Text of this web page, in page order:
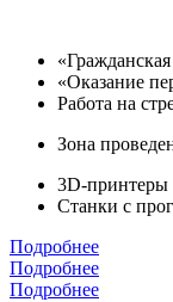
«Оказание
Работа на
Зона
3D-принтеры
Станки с
Подробнее
Подробнее
Подробнее